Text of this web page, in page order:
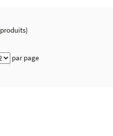
produits)
par page